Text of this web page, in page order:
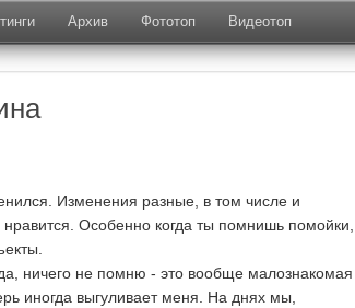
Архив Фототоп Видеотоп
Изменения разные, в том числе и
Особенно когда ты помнишь помойки,
ничего не помню - это вообще малознакомая
иногда выгуливает меня. На днях мы,